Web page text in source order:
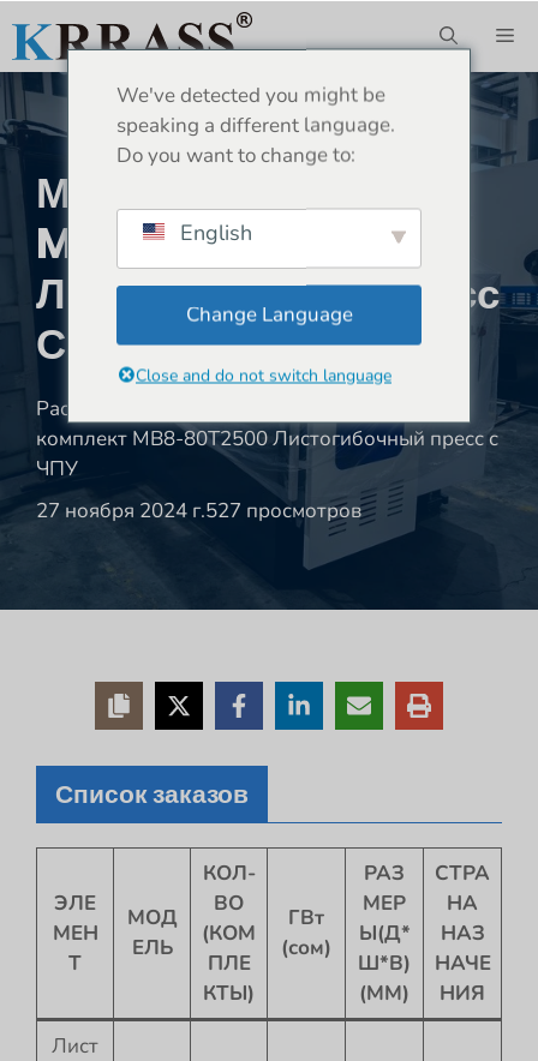
содержимому
Мексика-1 Комплект
MB8-80T2500
Листогибочный Пресс
С ЧПУ
Расположение:
комплект MB8-80T2500 Листогибочный пресс с
ЧПУ
27 ноября 2024 г.527 просмотров
Список заказов
ЭЛЕ
МЕН
Т
МОД
ЕЛЬ
КОЛ-
ВО
(КОМ
ПЛЕ
КТЫ)
ГВт
(сом)
РАЗ
МЕР
Ы(Д*
Ш*В)
(ММ)
СТРА
НА
НАЗ
НАЧЕ
НИЯ
Лист
We've detected you might be
speaking a different language.
Do you want to change to:
English
Change Language
Close and do not switch language